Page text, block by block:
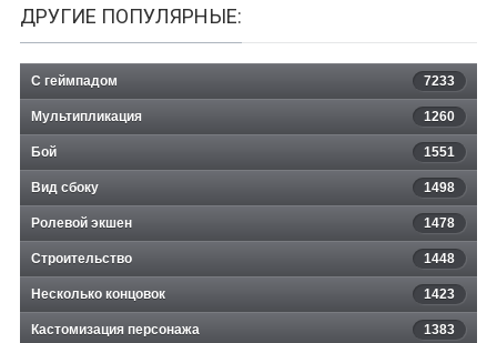
ДРУГИЕ ПОПУЛЯРНЫЕ:
С геймпадом 7233
Мультипликация 1260
Бой 1551
Вид сбоку 1498
Ролевой экшен 1478
Строительство 1448
Несколько концовок 1423
Кастомизация персонажа 1383